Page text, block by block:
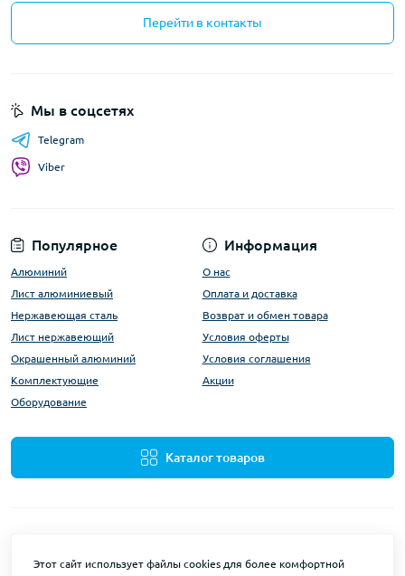
Перейти в контакты
Популярное
Алюминий
Лист алюминиевый
Нержавеющая сталь
Лист нержавеющий
Окрашенный алюминий
Комплектующие
Оборудование
Информация
О нас
Оплата и доставка
Возврат и обмен товара
Условия оферты
Условия соглашения
Акции
Каталог товаров
Мы в соцсетях
Telegram
Viber
Этот сайт использует файлы cookies для более комфортной